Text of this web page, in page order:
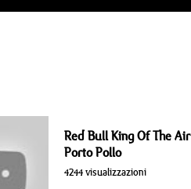
Red Bull King Of The Air
Porto Pollo
4244 visualizzazioni